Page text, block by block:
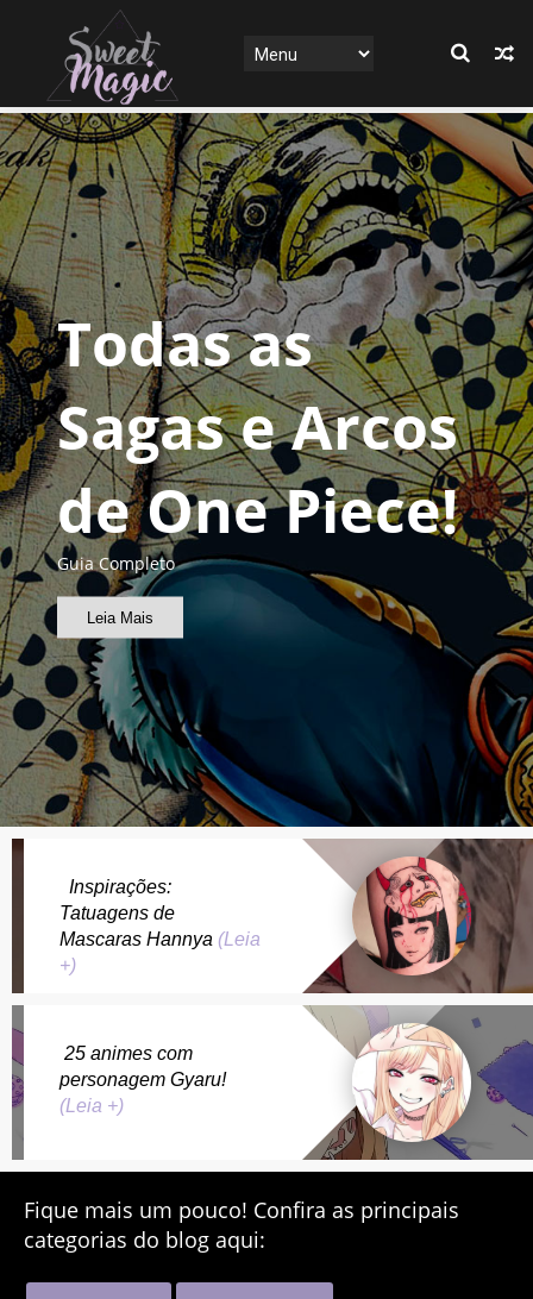
Todas as
Sagas e Arcos
de One Piece!
Guia Completo
Leia Mais
Inspirações:
Tatuagens de
Mascaras Hannya (Leia
+)
25 animes com
personagem Gyaru!
(Leia +)
Fique mais um pouco! Confira as principais
categorias do blog aqui: